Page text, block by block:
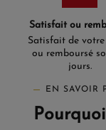
Satisfait ou
Satisfait de
ou remboursé
jours.
EN SAVOIR